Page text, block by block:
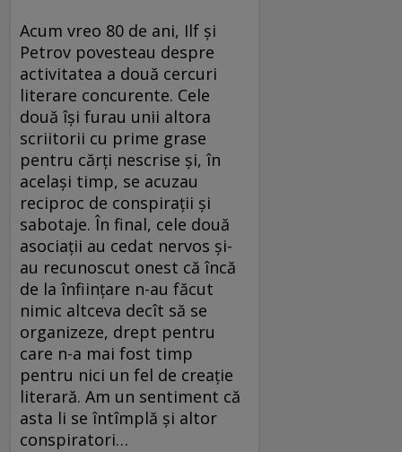
Acum vreo 80 de ani, Ilf şi
Petrov povesteau despre
activitatea a două cercuri
literare concurente. Cele
două îşi furau unii altora
scriitorii cu prime grase
pentru cărţi nescrise şi, în
acelaşi timp, se acuzau
reciproc de conspiraţii şi
sabotaje. În final, cele două
asociaţii au cedat nervos şi-
au recunoscut onest că încă
de la înfiinţare n-au făcut
nimic altceva decît să se
organizeze, drept pentru
care n-a mai fost timp
pentru nici un fel de creaţie
literară. Am un sentiment că
asta li se întîmplă şi altor
conspiratori…